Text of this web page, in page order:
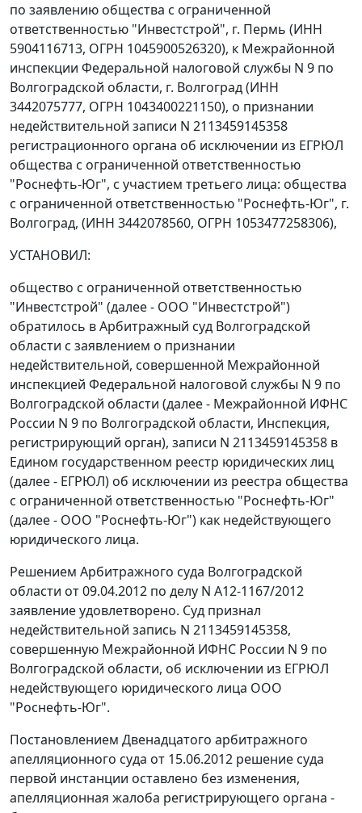
по заявлению общества с ограниченной
ответственностью "Инвестстрой", г. Пермь (ИНН
5904116713, ОГРН 1045900526320), к Межрайонной
инспекции Федеральной налоговой службы N 9 по
Волгоградской области, г. Волгоград (ИНН
3442075777, ОГРН 1043400221150), о признании
недействительной записи N 2113459145358
регистрационного органа об исключении из ЕГРЮЛ
общества с ограниченной ответственностью
"Роснефть-Юг", с участием третьего лица: общества
с ограниченной ответственностью "Роснефть-Юг", г.
Волгоград, (ИНН 3442078560, ОГРН 1053477258306),
УСТАНОВИЛ:
общество с ограниченной ответственностью
"Инвестстрой" (далее - ООО "Инвестстрой")
обратилось в Арбитражный суд Волгоградской
области с заявлением о признании
недействительной, совершенной Межрайонной
инспекцией Федеральной налоговой службы N 9 по
Волгоградской области (далее - Межрайонной ИФНС
России N 9 по Волгоградской области, Инспекция,
регистрирующий орган), записи N 2113459145358 в
Едином государственном реестр юридических лиц
(далее - ЕГРЮЛ) об исключении из реестра общества
с ограниченной ответственностью "Роснефть-Юг"
(далее - ООО "Роснефть-Юг") как недействующего
юридического лица.
Решением Арбитражного суда Волгоградской
области от 09.04.2012 по делу N А12-1167/2012
заявление удовлетворено. Суд признал
недействительной запись N 2113459145358,
совершенную Межрайонной ИФНС России N 9 по
Волгоградской области, об исключении из ЕГРЮЛ
недействующего юридического лица ООО
"Роснефть-Юг".
Постановлением Двенадцатого арбитражного
апелляционного суда от 15.06.2012 решение суда
первой инстанции оставлено без изменения,
апелляционная жалоба регистрирующего органа -